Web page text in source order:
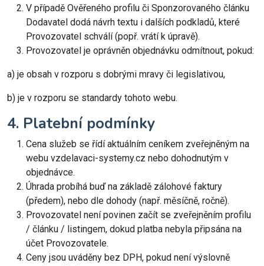
V případě Ověřeného profilu či Sponzorovaného článku
Dodavatel dodá návrh textu i dalších podkladů, které
Provozovatel schválí (popř. vrátí k úpravě).
Provozovatel je oprávněn objednávku odmítnout, pokud:
a) je obsah v rozporu s dobrými mravy či legislativou,
b) je v rozporu se standardy tohoto webu.
4. Platební podmínky
Cena služeb se řídí aktuálním ceníkem zveřejněným na
webu vzdelavaci-systemy.cz nebo dohodnutým v
objednávce.
Úhrada probíhá buď na základě zálohové faktury
(předem), nebo dle dohody (např. měsíčně, ročně).
Provozovatel není povinen začít se zveřejněním profilu
/ článku / listingem, dokud platba nebyla připsána na
účet Provozovatele.
Ceny jsou uváděny bez DPH, pokud není výslovně